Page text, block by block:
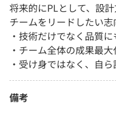
将来的にPLとして、設
チームをリードしたい志
・技術だけでなく品質
・チーム全体の成果最
・受け身ではなく、自
備考